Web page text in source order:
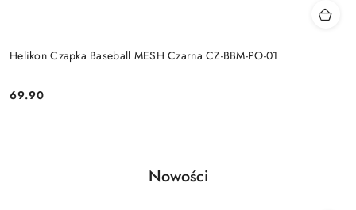
Helikon Czapka Baseball MESH Czarna CZ-BBM-PO-01
Cena:
69.90
Pomiń karuzelę produktów
Produkty
Nowości